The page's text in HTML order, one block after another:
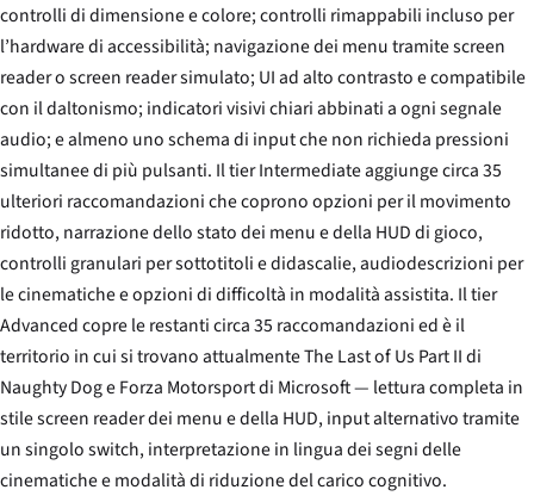
controlli di dimensione e colore; controlli rimappabili incluso per
l’hardware di accessibilità; navigazione dei menu tramite screen
reader o screen reader simulato; UI ad alto contrasto e compatibile
con il daltonismo; indicatori visivi chiari abbinati a ogni segnale
audio; e almeno uno schema di input che non richieda pressioni
simultanee di più pulsanti. Il tier Intermediate aggiunge circa 35
ulteriori raccomandazioni che coprono opzioni per il movimento
ridotto, narrazione dello stato dei menu e della HUD di gioco,
controlli granulari per sottotitoli e didascalie, audiodescrizioni per
le cinematiche e opzioni di difficoltà in modalità assistita. Il tier
Advanced copre le restanti circa 35 raccomandazioni ed è il
territorio in cui si trovano attualmenteThe Last of Us Part IIdi
Naughty Dog eForza Motorsportdi Microsoft — lettura completa in
stile screen reader dei menu e della HUD, input alternativo tramite
un singolo switch, interpretazione in lingua dei segni delle
cinematiche e modalità di riduzione del carico cognitivo.